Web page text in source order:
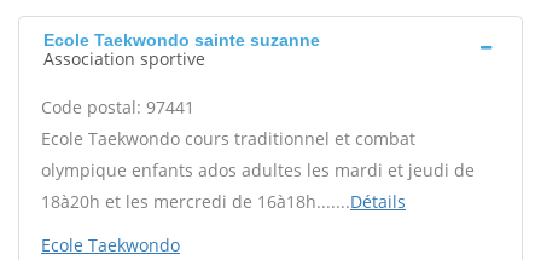
Ecole Taekwondo sainte suzanne
Association sportive
Code postal: 97441
Ecole Taekwondo cours traditionnel et combat
olympique enfants ados adultes les mardi et jeudi de
18à20h et les mercredi de 16à18h.......Détails
Ecole Taekwondo